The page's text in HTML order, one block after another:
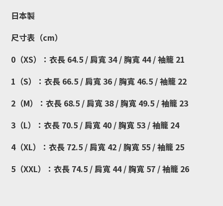
日本製
尺寸表（cm）
0（XS）：衣長 64.5 / 肩寬 34 / 胸寬 44 / 袖籠 21
1（S）：衣長 66.5 / 肩寬 36 / 胸寬 46.5 / 袖籠 22
2（M）：衣長 68.5 / 肩寬 38 / 胸寬 49.5 / 袖籠 23
3（L）：衣長 70.5 / 肩寬 40 / 胸寬 53 / 袖籠 24
4（XL）：衣長 72.5 / 肩寬 42 / 胸寬 55 / 袖籠 25
5（XXL）：衣長 74.5 / 肩寬 44 / 胸寬 57 / 袖籠 26